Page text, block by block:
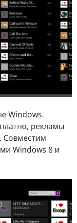
Windows.
рекламы
Совместим
Windows 8 и